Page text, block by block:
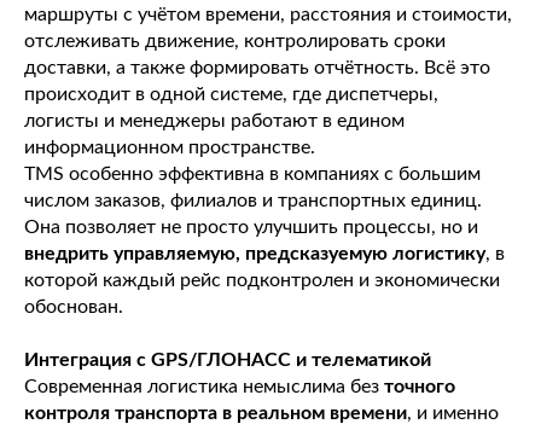
маршруты с учётом времени, расстояния и стоимости,
отслеживать движение, контролировать сроки
доставки, а также формировать отчётность. Всё это
происходит в одной системе, где диспетчеры,
логисты и менеджеры работают в едином
информационном пространстве.
TMS особенно эффективна в компаниях с большим
числом заказов, филиалов и транспортных единиц.
Она позволяет не просто улучшить процессы, но и
внедрить управляемую, предсказуемую логистику, в
которой каждый рейс подконтролен и экономически
обоснован.
Интеграция с GPS/ГЛОНАСС и телематикой
Современная логистика немыслима без точного
контроля транспорта в реальном времени, и именно